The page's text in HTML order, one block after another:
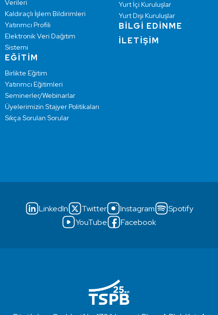
Verileri
Kaldıraçlı İşlem Bildirimleri
Yatırımcı Profili
Elektronik Veri Dağıtım
Sistemi
EĞİTİM
Birlikte Eğitim
Yatırımcı Eğitimleri
Seminerler/Webinarlar
Üyelerimizin Stajyer Politikaları
Sıkça Sorulan Sorular
Yurt İçi Kuruluşlar
Yurt Dışı Kuruluşlar
BİLGİ EDİNME
İLETİŞİM
LinkedIn Twitter Instagram
Spotify
YouTube
Facebook